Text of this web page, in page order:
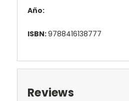
Año:
ISBN:9788416138777
Reviews